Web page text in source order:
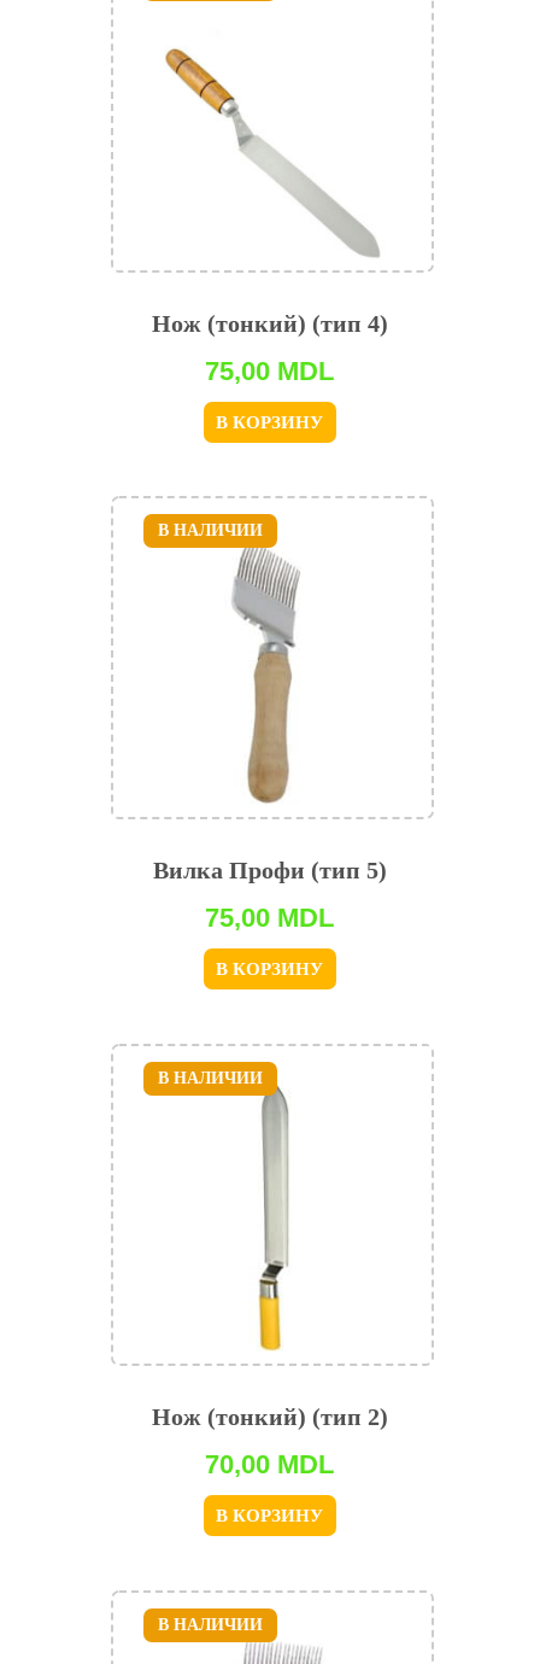
Нож (тонкий) (тип 4)
75,00 MDL
В КОРЗИНУ
Вилка Профи (тип 5)
75,00 MDL
В КОРЗИНУ
В НАЛИЧИИ
Нож (тонкий) (тип 2)
70,00 MDL
В КОРЗИНУ
В НАЛИЧИИ
В НАЛИЧИИ